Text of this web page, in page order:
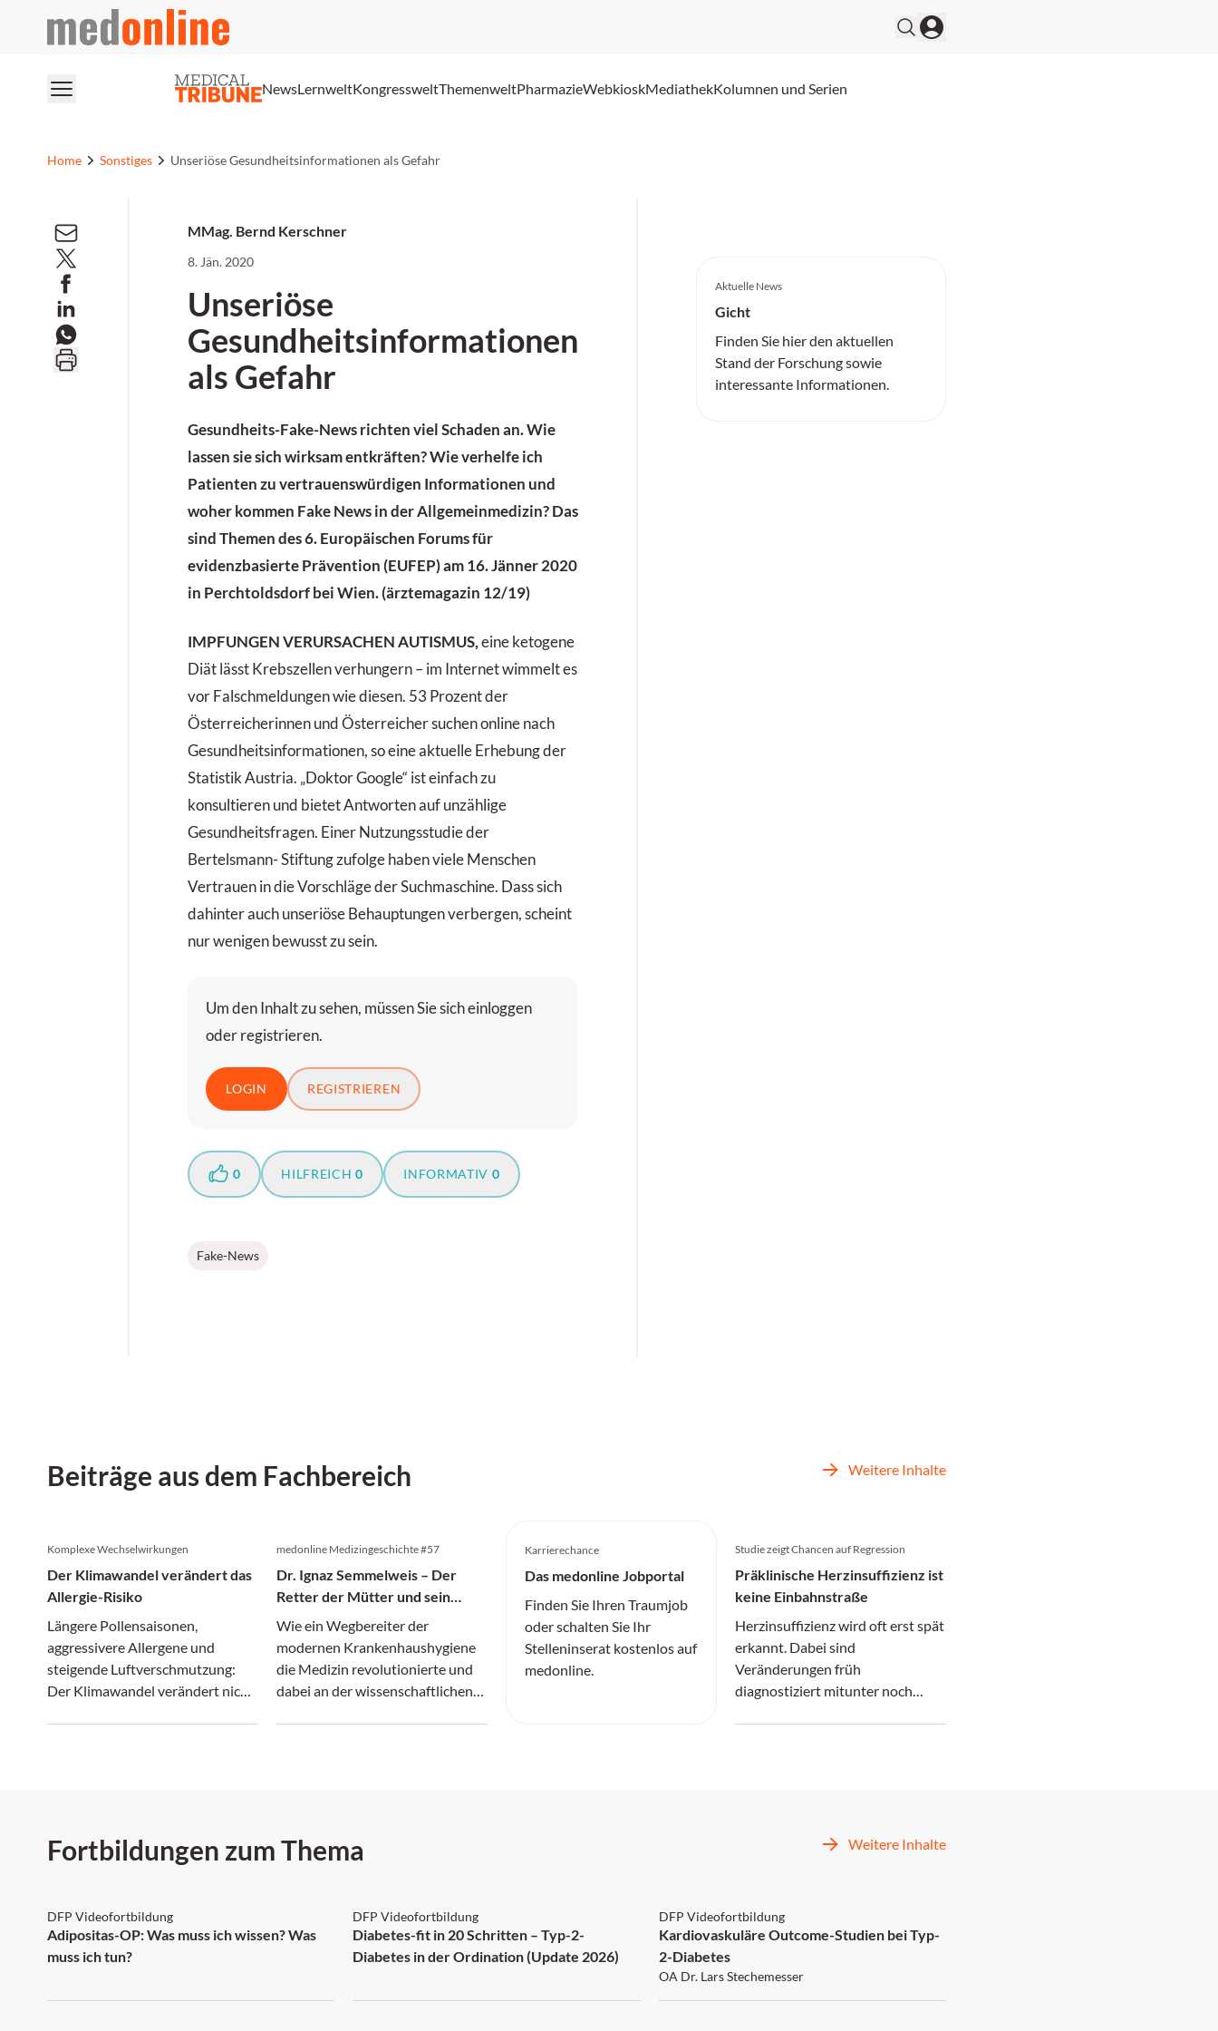
medonline
NewsLernweltKongressweltThemenweltPharmazieWebkioskMediathekKolumnen und Serien
Home Sonstiges Unseriöse Gesundheitsinformationen als Gefahr
MMag. Bernd Kerschner
8. Jän. 2020
Unseriöse
Gesundheitsinformationen
als Gefahr
Gesundheits-Fake-News richten viel Schaden an. Wie
lassen sie sich wirksam entkräften? Wie verhelfe ich
Patienten zu vertrauenswürdigen Informationen und
woher kommen Fake News in der Allgemeinmedizin? Das
sind Themen des 6. Europäischen Forums für
evidenzbasierte Prävention (EUFEP) am 16. Jänner 2020
in Perchtoldsdorf bei Wien. (ärztemagazin 12/19)
IMPFUNGEN VERURSACHEN AUTISMUS,eine ketogene
Diät lässt Krebszellen verhungern – im Internet wimmelt es
vor Falschmeldungen wie diesen. 53 Prozent der
Österreicherinnen und Österreicher suchen online nach
Gesundheitsinformationen, so eine aktuelle Erhebung der
Statistik Austria. „Doktor Google“ ist einfach zu
konsultieren und bietet Antworten auf unzählige
Gesundheitsfragen. Einer Nutzungsstudie der
Bertelsmann- Stiftung zufolge haben viele Menschen
Vertrauen in die Vorschläge der Suchmaschine. Dass sich
dahinter auch unseriöse Behauptungen verbergen, scheint
nur wenigen bewusst zu sein.
Um den Inhalt zu sehen, müssen Sie sich einloggen
oder registrieren.
LOGIN REGISTRIEREN
0 HILFREICH 0 INFORMATIV 0
Fake-News
Aktuelle News
Gicht
Finden Sie hier den aktuellen
Stand der Forschung sowie
interessante Informationen.
Beiträge aus dem Fachbereich Weitere Inhalte
Komplexe Wechselwirkungen
Der Klimawandel verändert das
Allergie-Risiko
Längere Pollensaisonen,
aggressivere Allergene und
steigende Luftverschmutzung:
Der Klimawandel verändert nicht
medonline Medizingeschichte #57
Dr. Ignaz Semmelweis – Der
Retter der Mütter und sein
gewaltsamer Tod in der
Irrenanstalt
Wie ein Wegbereiter der
modernen Krankenhaushygiene
die Medizin revolutionierte und
dabei an der wissenschaftlichen
Karrierechance
Das medonline Jobportal
Finden Sie Ihren Traumjob
oder schalten Sie Ihr
Stelleninserat kostenlos auf
medonline.
Studie zeigt Chancen auf Regression
Präklinische Herzinsuffizienz ist
keine Einbahnstraße
Herzinsuffizienz wird oft erst spät
erkannt. Dabei sind
Veränderungen früh
diagnostiziert mitunter noch
Fortbildungen zum Thema Weitere Inhalte
DFP: 2 Punkte
DFP Videofortbildung
Adipositas-OP: Was muss ich wissen? Was
muss ich tun?
DFP Videofortbildung
Diabetes-fit in 20 Schritten – Typ-2-
Diabetes in der Ordination (Update 2026)
DFP Videofortbildung
Kardiovaskuläre Outcome-Studien bei Typ-
2-Diabetes
OA Dr. Lars Stechemesser